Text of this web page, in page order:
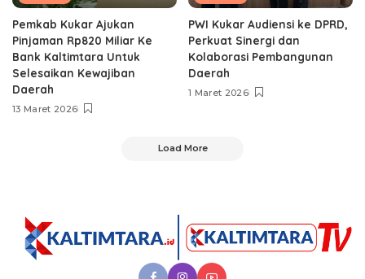
Pemkab Kukar Ajukan
Pinjaman Rp820 Miliar Ke
Bank Kaltimtara Untuk
Selesaikan Kewajiban
Daerah
13 Maret 2026
PWI Kukar Audiensi ke DPRD,
Perkuat Sinergi dan
Kolaborasi Pembangunan
Daerah
1 Maret 2026
Load More